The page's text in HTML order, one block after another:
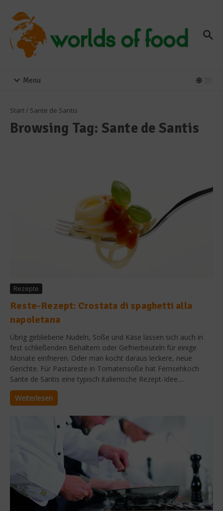
Menu
Start/ Sante de Santis
Browsing Tag: Sante de Santis
Rezepte
Reste-Rezept: Crostata di spaghetti alla
napoletana
Übrig gebliebene Nudeln, Soße und Käse lassen sich auch in
fest schließenden Behältern oder Gefrierbeuteln für einige
Monate einfrieren. Oder man kocht daraus leckere, neue
Gerichte. Für Pastareste in Tomatensoße hat Fernsehkoch
Sante de Santis eine typisch italienische Rezept-Idee....
Weiterlesen